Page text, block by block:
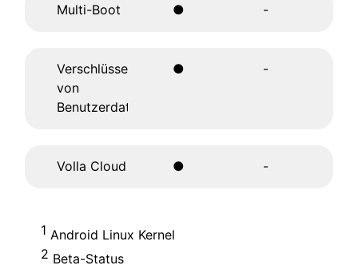
Multi-Boot ● -
Verschlüsselung
von
Benutzerdaten
● -
Volla Cloud ● -
1 Android Linux Kernel
2 Beta-Status